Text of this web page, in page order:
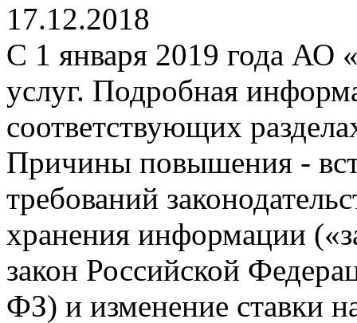
17.12.2018
C 1 января 2019 года АО
услуг. Подробная
соответствующих
Причины повышения -
требований
хранения информации
закон Российской
ФЗ) и изменение ставки